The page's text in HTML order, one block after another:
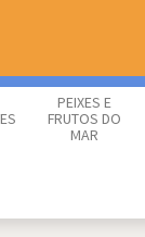
PEIXES E
FRUTOS DO
MAR